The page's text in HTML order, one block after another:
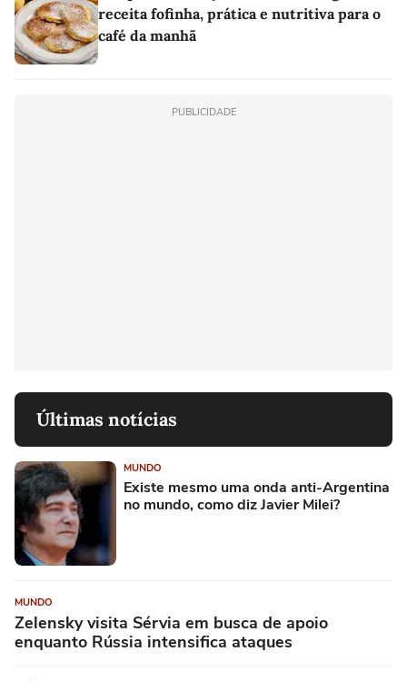
receita fofinha, prática e nutritiva para o
café da manhã
PUBLICIDADE
Últimas notícias
MUNDO
Existe mesmo uma onda anti-Argentina
no mundo, como diz Javier Milei?
MUNDO
Zelensky visita Sérvia em busca de apoio
enquanto Rússia intensifica ataques